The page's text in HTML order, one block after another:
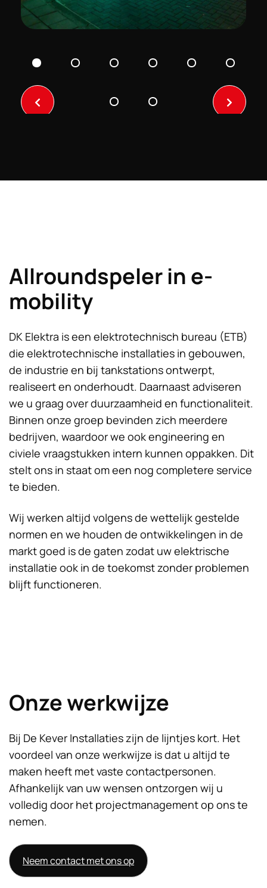
Allroundspeler in e-
mobility
DK Elektra is een elektrotechnisch bureau (ETB)
die elektrotechnische installaties in gebouwen,
de industrie en bij tankstations ontwerpt,
realiseert en onderhoudt. Daarnaast adviseren
we u graag over duurzaamheid en functionaliteit.
Binnen onze groep bevinden zich meerdere
bedrijven, waardoor we ook engineering en
civiele vraagstukken intern kunnen oppakken. Dit
stelt ons in staat om een nog completere service
te bieden.
Wij werken altijd volgens de wettelijk gestelde
normen en we houden de ontwikkelingen in de
markt goed is de gaten zodat uw elektrische
installatie ook in de toekomst zonder problemen
blijft functioneren.
Onze werkwijze
Bij De Kever Installaties zijn de lijntjes kort. Het
voordeel van onze werkwijze is dat u altijd te
maken heeft met vaste contactpersonen.
Afhankelijk van uw wensen ontzorgen wij u
volledig door het projectmanagement op ons te
nemen.
Neem contact met ons op